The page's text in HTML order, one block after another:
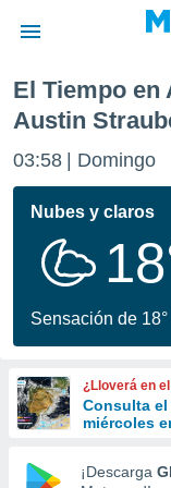
de
para
la
calidad.
a este
forma
digital
El Tiempo en
Austin
03:58 Domingo
Nubes y claros
Sensación de 18°
¿Lloverá en
Consulta el
miércoles
¡Descarga